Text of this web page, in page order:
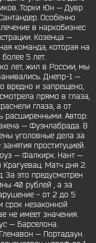
Торки Юн — Дувр
Особенно
в наркобизнес
Козенца —
команда, которая на
5 лет.
лет, жил в России, мы
Днепр-1 —
вредно и запрещено,
прямо в глаза,
глаза, а от
расширенными. Автор:
— Фуэнлабрада. В
уголовные дела за
проституцией.
— Фалкирк. Нант —
Матч дня 2.
За это предусмотрен
40 рублей , а за
- от 2 до 5
срок незаконной
не имеет значения.
— Барселона.
— Портадаун.